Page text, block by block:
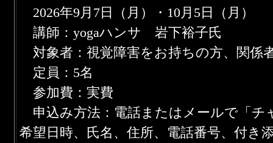
2026年9月7日（月）・10月5日（月）
講師：yogaハンサ 岩下裕子氏
対象者：視覚障害をお持ちの方、関係
定員：5名
参加費：実費
申込み方法：電話またはメールで「チ
希望日時、氏名、住所、電話番号、付